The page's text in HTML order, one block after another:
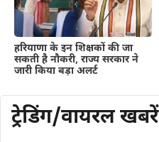
हरियाणा के इन शिक्षकों की जा
सकती है नौकरी, राज्य सरकार ने
जारी किया बड़ा अलर्ट
ट्रेडिंग/वायरल खबरें